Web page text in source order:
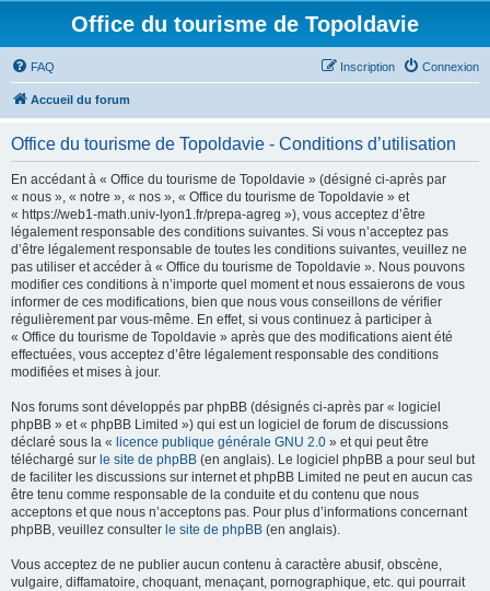
Office du tourisme de Topoldavie
FAQ Connexion
Inscription
Accueil du forum
Office du tourisme de Topoldavie - Conditions d’utilisation
En accédant à « Office du tourisme de Topoldavie » (désigné ci-après par
« nous », « notre », « nos », « Office du tourisme de Topoldavie » et
« https://web1-math.univ-lyon1.fr/prepa-agreg »), vous acceptez d’être
légalement responsable des conditions suivantes. Si vous n’acceptez pas
d’être légalement responsable de toutes les conditions suivantes, veuillez ne
pas utiliser et accéder à « Office du tourisme de Topoldavie ». Nous pouvons
modifier ces conditions à n’importe quel moment et nous essaierons de vous
informer de ces modifications, bien que nous vous conseillons de vérifier
régulièrement par vous-même. En effet, si vous continuez à participer à
« Office du tourisme de Topoldavie » après que des modifications aient été
effectuées, vous acceptez d’être légalement responsable des conditions
modifiées et mises à jour.
Nos forums sont développés par phpBB (désignés ci-après par « logiciel
phpBB » et « phpBB Limited ») qui est un logiciel de forum de discussions
déclaré sous la « licence publique générale GNU 2.0 » et qui peut être
téléchargé sur le site de phpBB (en anglais). Le logiciel phpBB a pour seul but
de faciliter les discussions sur internet et phpBB Limited ne peut en aucun cas
être tenu comme responsable de la conduite et du contenu que nous
acceptons et que nous n’acceptons pas. Pour plus d’informations concernant
phpBB, veuillez consulter le site de phpBB (en anglais).
Vous acceptez de ne publier aucun contenu à caractère abusif, obscène,
vulgaire, diffamatoire, choquant, menaçant, pornographique, etc. qui pourrait